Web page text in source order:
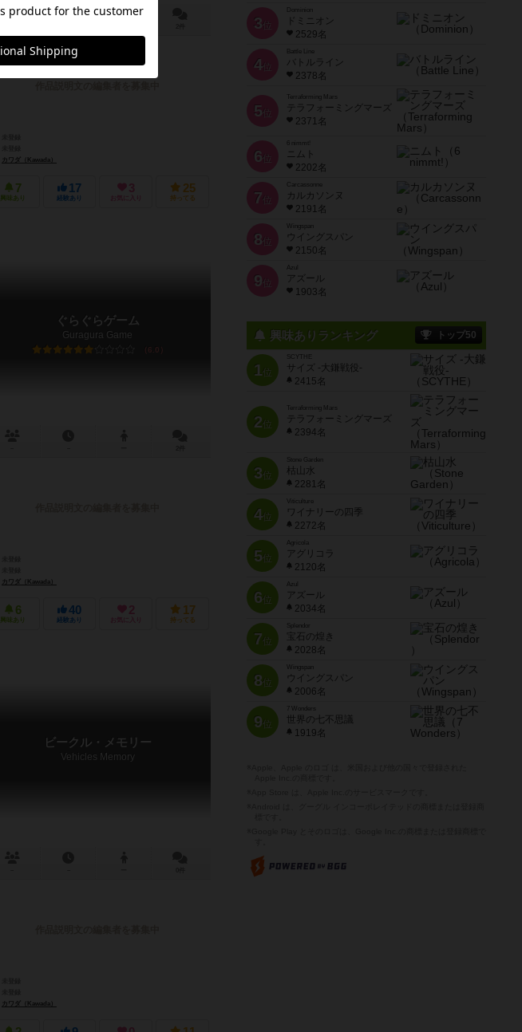
カワダ（Kawada）
7
興味あり
17
経験あり
3
お気に入り
25
持ってる
ぐらぐらゲーム
Guragura Game
6.0
カワダ（Kawada）
6
興味あり
40
経験あり
2
お気に入り
17
持ってる
ビークル・メモリー
Vehicles Memory
カワダ（Kawada）
3 位
ドミニオン
2529名
4位
Battle Line
バトルライン
2378名
5 位
Terraforming Mars
テラフォーミングマーズ
2371名
6 位
ニムト
2202名
7 位
Carcassonne
カルカソンヌ
2191名
8 位
Wingspan
ウイングスパン
2150名
9 位
Azul
アズール
1903名
興味ありランキング トップ50
1位
SCYTHE
サイズ -大鎌戦役-
2415名
2位
Terraforming Mars
テラフォーミングマーズ
2394名
3位
Stone Garden
枯山水
2281名
4位
Viticulture
ワイナリーの四季
2272名
5位
Agricola
アグリコラ
2120名
6位
Azul
アズール
2034名
7位
宝石の煌き
2028名
8位
Wingspan
ウイングスパン
2006名
9位
7 Wonders
世界の七不思議
1919名